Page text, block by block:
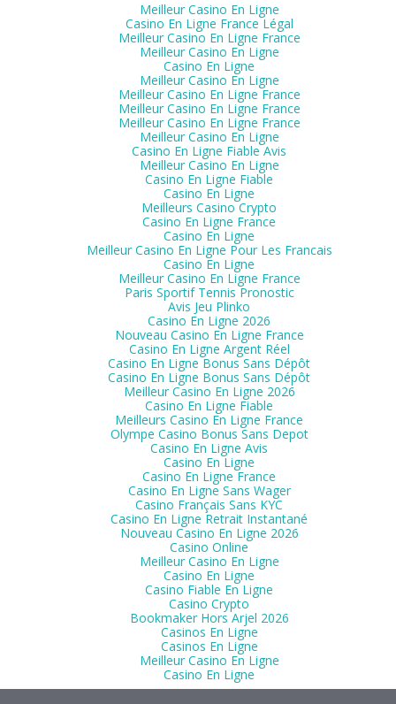
Meilleur Casino En Ligne
Casino En Ligne France Légal
Meilleur Casino En Ligne France
Meilleur Casino En Ligne
Casino En Ligne
Meilleur Casino En Ligne
Meilleur Casino En Ligne France
Meilleur Casino En Ligne France
Meilleur Casino En Ligne France
Meilleur Casino En Ligne
Casino En Ligne Fiable Avis
Meilleur Casino En Ligne
Casino En Ligne Fiable
Casino En Ligne
Meilleurs Casino Crypto
Casino En Ligne France
Casino En Ligne
Meilleur Casino En Ligne Pour Les Francais
Casino En Ligne
Meilleur Casino En Ligne France
Paris Sportif Tennis Pronostic
Avis Jeu Plinko
Casino En Ligne 2026
Nouveau Casino En Ligne France
Casino En Ligne Argent Réel
Casino En Ligne Bonus Sans Dépôt
Casino En Ligne Bonus Sans Dépôt
Meilleur Casino En Ligne 2026
Casino En Ligne Fiable
Meilleurs Casino En Ligne France
Olympe Casino Bonus Sans Depot
Casino En Ligne Avis
Casino En Ligne
Casino En Ligne France
Casino En Ligne Sans Wager
Casino Français Sans KYC
Casino En Ligne Retrait Instantané
Nouveau Casino En Ligne 2026
Casino Online
Meilleur Casino En Ligne
Casino En Ligne
Casino Fiable En Ligne
Casino Crypto
Bookmaker Hors Arjel 2026
Casinos En Ligne
Casinos En Ligne
Meilleur Casino En Ligne
Casino En Ligne